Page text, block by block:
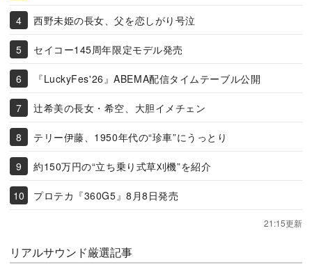
西野未姫の長女、父を恋しがり号泣
セイコー145周年限定モデル発売
『LuckyFes'26』ABEMA配信タイムテーブル公開
辻希美の長女・希空、大胆イメチェン
テリー伊藤、1950年代の“珍車”にうっとり
約150万円の“立ち乗り式草刈機”を紹介
プロテカ『360G5』8月8日発売
21:15更新
リアルサウンド厳選記事